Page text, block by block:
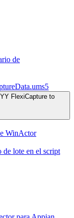
de
FlexiCapture to
WinActor
de lote en el script